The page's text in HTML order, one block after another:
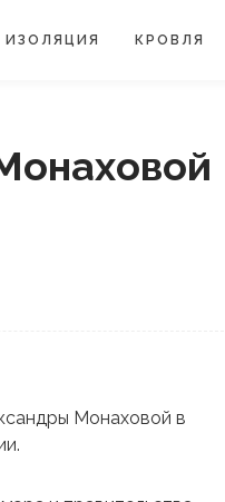
ИЗОЛЯЦИЯ КРОВЛЯ
Монаховой в